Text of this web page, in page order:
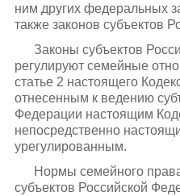
ним других федеральных
также законов субъектов
Законы субъектов
регулируют семейные
статье 2 настоящего
отнесенным к ведению
Федерации настоящим
непосредственно
урегулированным.
Нормы семейного
субъектов Российской